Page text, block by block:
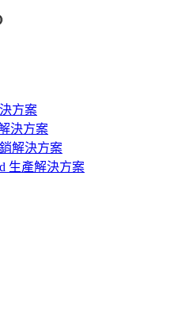
方案
決方案
解決方案
生產解決方案